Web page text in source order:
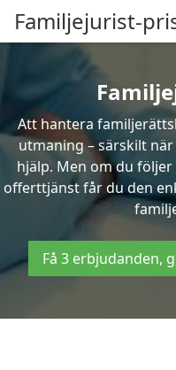
Familjejurist-
Att hantera
utmaning – särskilt
hjälp. Men om du
offerttjänst får du den
Få 3 erbjudanden,